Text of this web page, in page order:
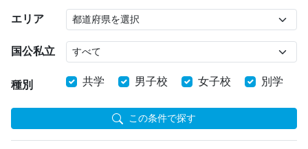
エリア
国公私立
種別 共学 男子校 女子校 別学
この条件で探す